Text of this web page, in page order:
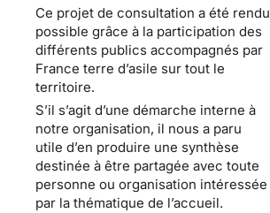
Ce projet de consultation a été rendu
possible grâce à la participation des
différents publics accompagnés par
France terre d’asile sur tout le
territoire.
S’il s’agit d’une démarche interne à
notre organisation, il nous a paru
utile d’en produire une synthèse
destinée à être partagée avec toute
personne ou organisation intéressée
par la thématique de l’accueil.